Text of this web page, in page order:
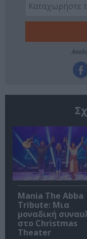
Mania The Abba
Tribute: Μια
μοναδική
στο Christmas
Theater